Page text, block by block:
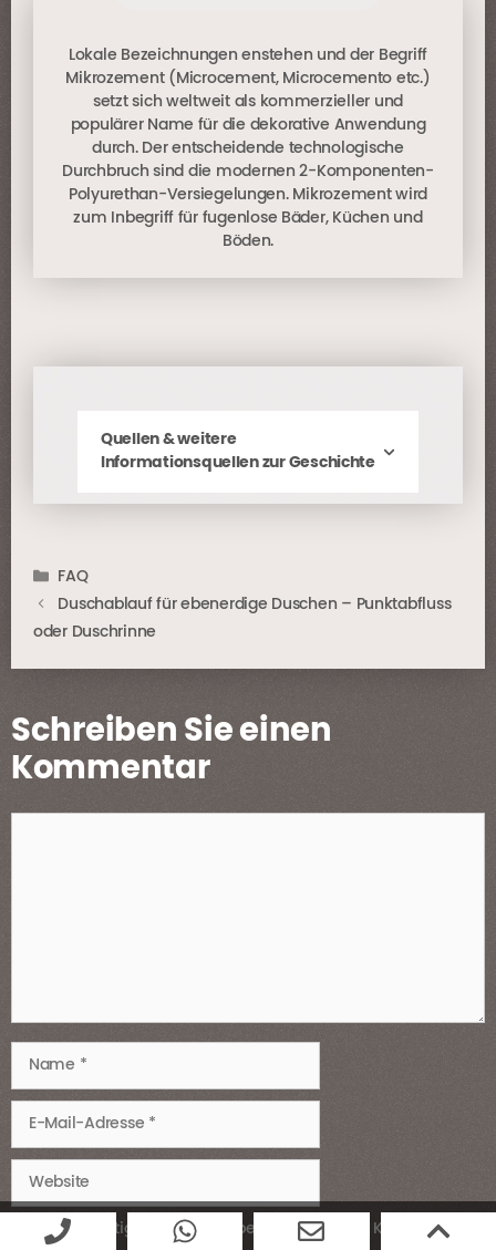
Lokale Bezeichnungen enstehen und der Begriff
Mikrozement (Microcement, Microcemento etc.)
setzt sich weltweit als kommerzieller und
populärer Name für die dekorative Anwendung
durch. Der entscheidende technologische
Durchbruch sind die modernen 2-Komponenten-
Polyurethan-Versiegelungen. Mikrozement wird
zum Inbegriff für fugenlose Bäder, Küchen und
Böden.
Quellen & weitere
Informationsquellen zur Geschichte
Kategorien
FAQ
Duschablauf für ebenerdige Duschen – Punktabfluss
oder Duschrinne
Schreiben Sie einen
Kommentar
Adresse
Benachrichtigen Sie mich über nachfolgende Kommentare